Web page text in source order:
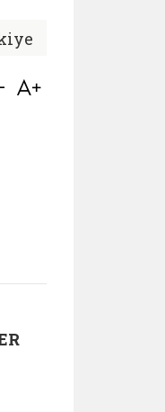
Bağlantıyı aç